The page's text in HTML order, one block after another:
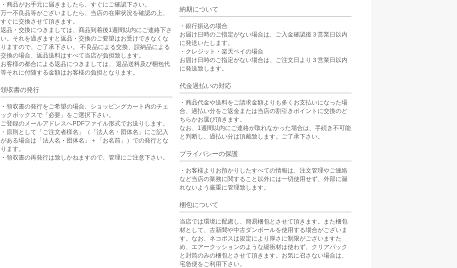
・商品がお手元に届きましたら、すぐにご確認下さい。
万一不良品等がございましたら、当店の在庫状況を確認の上、
すぐに交換させて頂きます。
返品・交換につきましては、商品到着後1週間以内にご連絡下さ
い。それを過ぎますと返品・交換のご要望はお受けできなくな
りますので、ご了承下さい。 不良品による交換、誤納品による
交換の場合、返品送料はすべて当店が負担致します。
お客様の都合による返品につきましては、 返品送料及び梱包代
等それに付随する金額はお客様の負担となります。
領収書の発行
・領収書の発行をご希望の場合、ショッピングカート内のチェ
ックボックスで「必要」をご選択下さい。
ご登録のメールアドレスへPDFファイル形式でお送りします。
・原則として「ご注文者様名」（「法人名・団体名」にご記入
がある場合は「法人名・団体名」＋「お名前」）での発行とな
ります。
・領収書の再発行は致しかねますので、管理にご注意下さい。
納期について
・銀行振込の場合
お届け日時のご指定がない場合は、ご入金確認後３営業日以内
に発送いたします。
・クレジット・楽天ペイの場合
お届け日時のご指定がない場合は、ご注文日より３営業日以内
に発送致します。
代金過払いの対応
・商品代金や送料をご請求金額よりも多くお支払いになった場
合、過払い分をご返金または当店の割引きポイントに交換のど
ちらかお選び頂きます。
なお、1週間以内にご連絡が取れなかった場合は、手続き不可能
と判断し、過払い分は頂戴致します。ご了承下さい。
プライバシーの保護
・お客様よりお預かりしたすべての情報は、注文管理やご連絡
など当店の業務に関すること以外には一切使用せず、外部に漏
れないよう厳重に管理致します。
梱包について
当店では環境に配慮し、簡易梱包とさせて頂きます。また梱包
材として、古新聞や中古ダンボールを使用する場合がございま
す。なお、ネコポスは規定により厚さに制限がございますた
め、エアークッションのような緩衝材は使わず、クリアパック
と封筒のみの梱包とさせて頂きます。お気に召さない場合は、
宅急便をご利用下さい。